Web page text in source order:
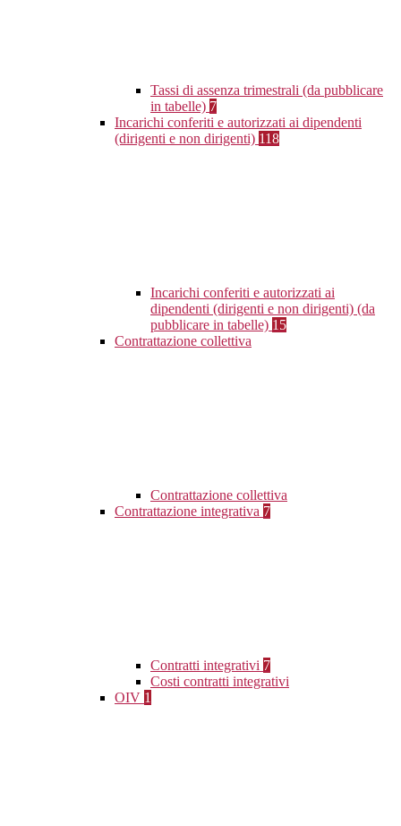
Tassi di assenza trimestrali (da pubblicare
in tabelle) 7
Incarichi conferiti e autorizzati ai dipendenti
(dirigenti e non dirigenti) 118
Incarichi conferiti e autorizzati ai
dipendenti (dirigenti e non dirigenti) (da
pubblicare in tabelle) 15
Contrattazione collettiva
Contrattazione collettiva
Contrattazione integrativa 7
Contratti integrativi 7
Costi contratti integrativi
OIV 1